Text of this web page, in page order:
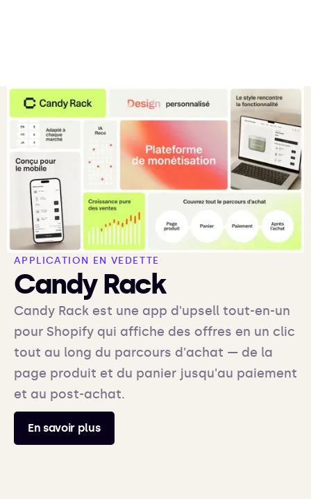
APPLICATION EN VEDETTE
Candy Rack
Candy Rack est une app d'upsell tout-en-un
pour Shopify qui affiche des offres en un clic
tout au long du parcours d'achat — de la
page produit et du panier jusqu'au paiement
et au post-achat.
En savoir plus